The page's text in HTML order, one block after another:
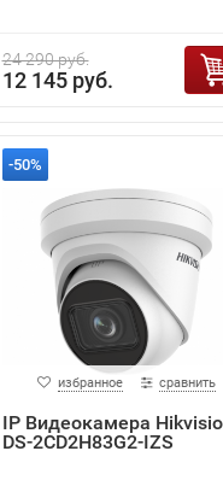
24 290 руб.
12 145 руб.
-50%
избранное сравнить
IP Видеокамера
DS-2CD2H83G2-IZS